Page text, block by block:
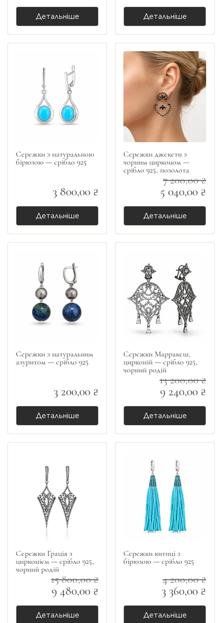
Детальніше Детальніше
Сережки з натуральною
бірюзою — срібло 925
3 800,00 ₴
Детальніше
Сережки джекети з
чорним цирконом —
срібло 925, позолота
7 200,00 ₴
5 040,00 ₴
Детальніше
Сережки з натуральним
азуритом — срібло 925
3 200,00 ₴
Детальніше
Сережки Марракеш,
цирконій — срібло 925,
чорний родій
13 200,00 ₴
9 240,00 ₴
Детальніше
Сережки Грація з
цирконієм — срібло 925,
чорний родій
15 800,00 ₴
9 480,00 ₴
Детальніше
Сережки китиці з
бірюзою — срібло 925
4 200,00 ₴
3 360,00 ₴
Детальніше